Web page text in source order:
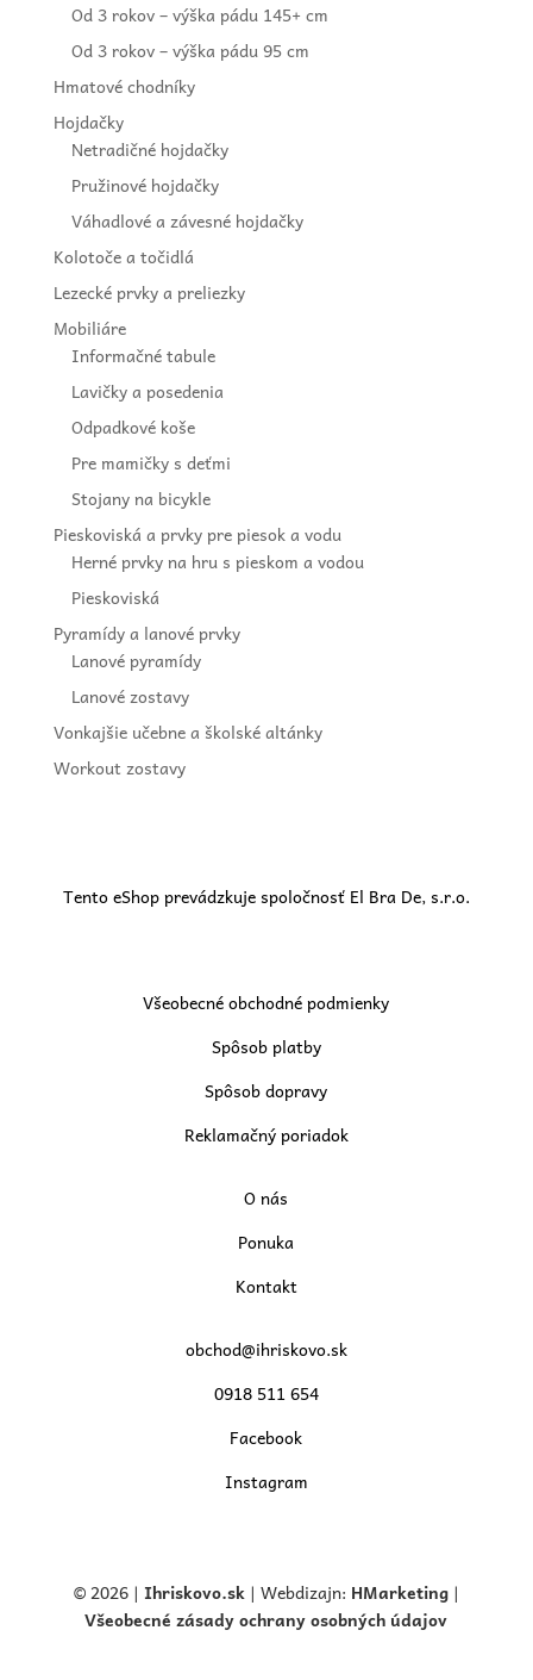
Od 3 rokov – výška pádu 145+ cm
Od 3 rokov – výška pádu 95 cm
Hmatové chodníky
Hojdačky
Netradičné hojdačky
Pružinové hojdačky
Váhadlové a závesné hojdačky
Kolotoče a točidlá
Lezecké prvky a preliezky
Mobiliáre
Informačné tabule
Lavičky a posedenia
Odpadkové koše
Pre mamičky s deťmi
Stojany na bicykle
Pieskoviská a prvky pre piesok a vodu
Herné prvky na hru s pieskom a vodou
Pieskoviská
Pyramídy a lanové prvky
Lanové pyramídy
Lanové zostavy
Vonkajšie učebne a školské altánky
Workout zostavy
Tento eShop prevádzkuje spoločnosť El Bra De, s.r.o.
Všeobecné obchodné podmienky
Spôsob platby
Spôsob dopravy
Reklamačný poriadok
O nás
Ponuka
Kontakt
obchod@ihriskovo.sk
0918 511 654
Facebook
Instagram
© 2026 | Ihriskovo.sk| Webdizajn: HMarketing |
Všeobecné zásady ochrany osobných údajov